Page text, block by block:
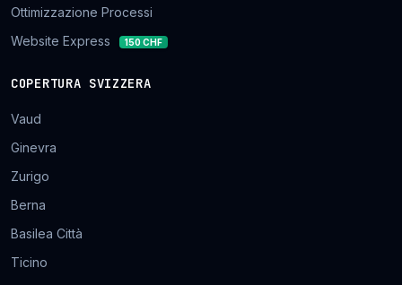
Ottimizzazione Processi
Website Express
150 CHF
COPERTURA SVIZZERA
Vaud
Ginevra
Zurigo
Berna
Basilea Città
Ticino